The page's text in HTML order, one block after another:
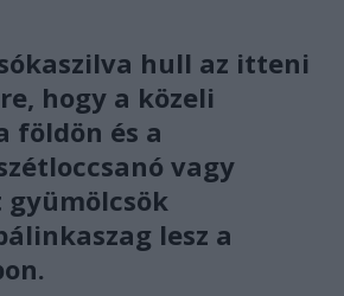
hull az itteni
hogy a közeli
földön és a
vagy
lesz a